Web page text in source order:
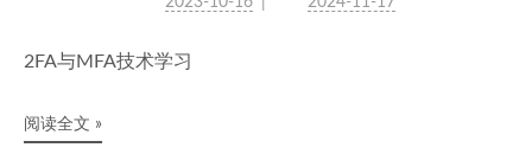
2FA与MFA技术学习
阅读全文 »